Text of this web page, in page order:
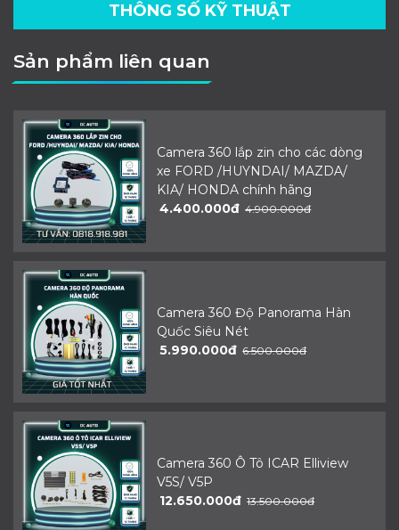
THÔNG SỐ KỸ THUẬT
Sản phẩm liên quan
Camera 360 lắp zin cho các dòng
xe FORD /HUYNDAI/ MAZDA/
KIA/ HONDA chính hãng
4.400.000đ 4.900.000đ
Camera 360 Độ Panorama Hàn
Quốc Siêu Nét
5.990.000đ 6.500.000đ
Camera 360 Ô Tô ICAR Elliview
V5S/ V5P
12.650.000đ 13.500.000đ